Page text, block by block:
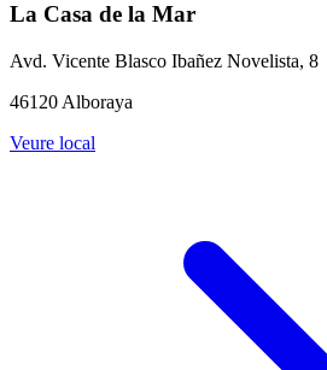
La Casa de la Mar
Avd. Vicente Blasco Ibañez Novelista, 8
46120 Alboraya
Veure local